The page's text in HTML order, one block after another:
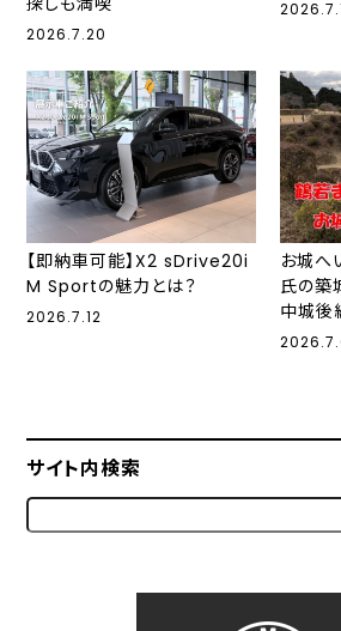
2026.7.20
【即納車可能】X2 sDrive20i
M Sportの魅力とは？
2026.7.12
お城へ
氏の築
中城後
サイト内検索